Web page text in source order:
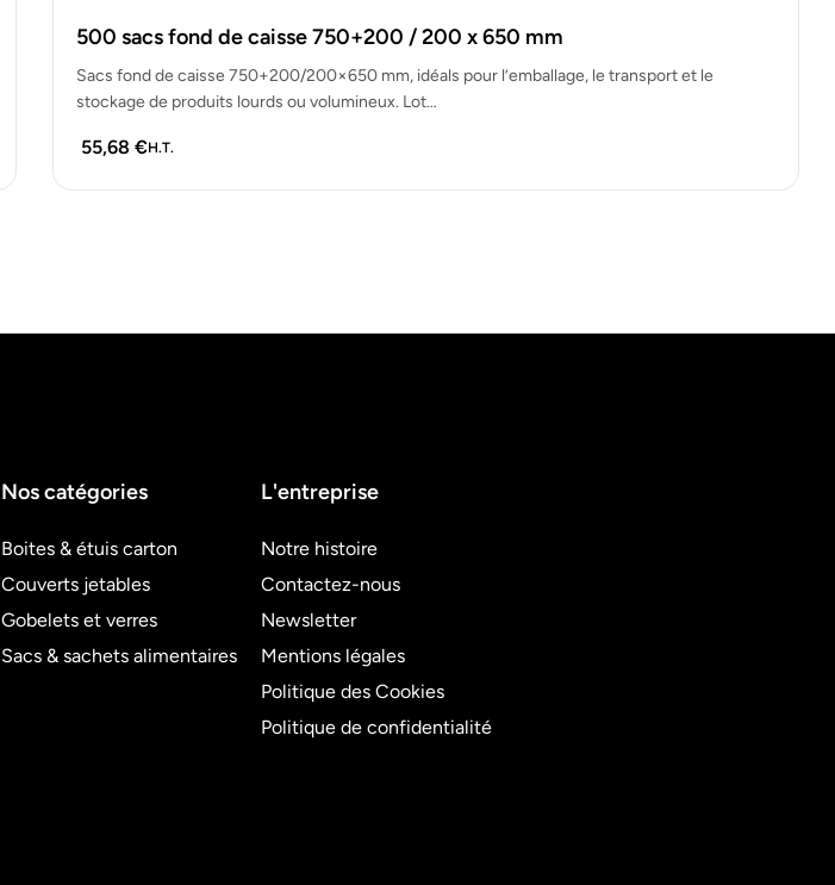
500 sacs fond de caisse 750+200 / 200 x 650 mm
Sacs fond de caisse 750+200/200×650 mm, idéals pour l’emballage, le transport et le
stockage de produits lourds ou volumineux. Lot…
55,68 €H.T.
Nos catégories
Boites & étuis carton
Couverts jetables
Gobelets et verres
Sacs & sachets alimentaires
L'entreprise
Notre histoire
Contactez-nous
Newsletter
Mentions légales
Politique des Cookies
Politique de confidentialité